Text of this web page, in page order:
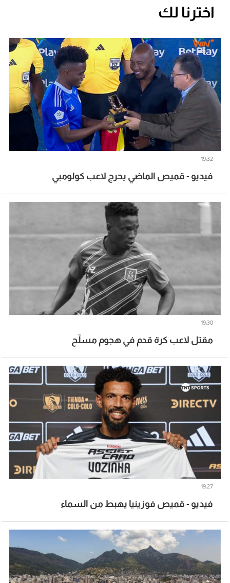
اخترنا لك
فيديو - قميص الماضي يحرج لاعب كولومبي
19:32
مقتل لاعب كرة قدم في هجوم مسلّح
19:30
فيديو - قميص فوزينيا يهبط من السماء
19:27